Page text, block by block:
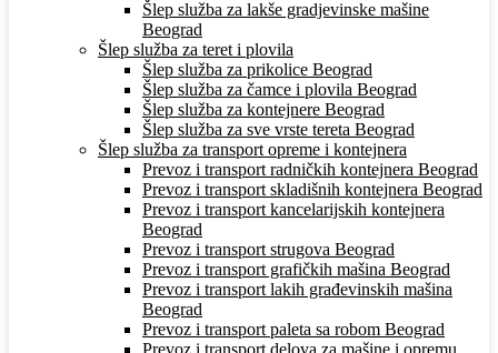
Šlep služba za lakše gradjevinske mašine
Beograd
Šlep služba za teret i plovila
Šlep služba za prikolice Beograd
Šlep služba za čamce i plovila Beograd
Šlep služba za kontejnere Beograd
Šlep služba za sve vrste tereta Beograd
Šlep služba za transport opreme i kontejnera
Prevoz i transport radničkih kontejnera Beograd
Prevoz i transport skladišnih kontejnera Beograd
Prevoz i transport kancelarijskih kontejnera
Beograd
Prevoz i transport strugova Beograd
Prevoz i transport grafičkih mašina Beograd
Prevoz i transport lakih građevinskih mašina
Beograd
Prevoz i transport paleta sa robom Beograd
Prevoz i transport delova za mašine i opremu